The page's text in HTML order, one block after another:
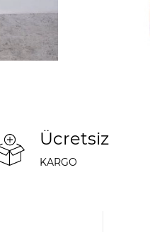
Ücretsiz
KARGO